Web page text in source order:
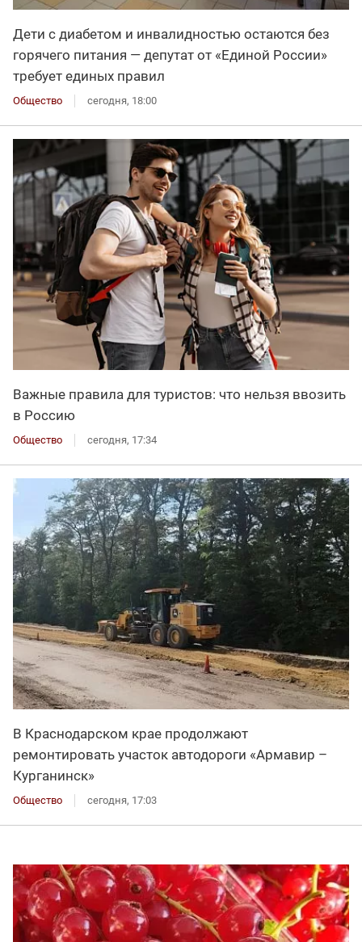
Дети с диабетом и инвалидностью остаются без
горячего питания — депутат от «Единой России»
требует единых правил
Общество сегодня, 18:00
Важные правила для туристов: что нельзя ввозить
в Россию
Общество сегодня, 17:34
В Краснодарском крае продолжают
ремонтировать участок автодороги «Армавир –
Курганинск»
Общество сегодня, 17:03